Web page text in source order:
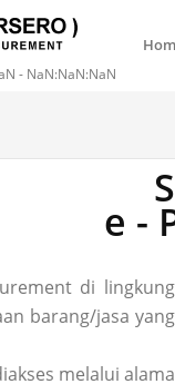
- NaN:NaN:NaN
e -
di
barang/jasa
melalui